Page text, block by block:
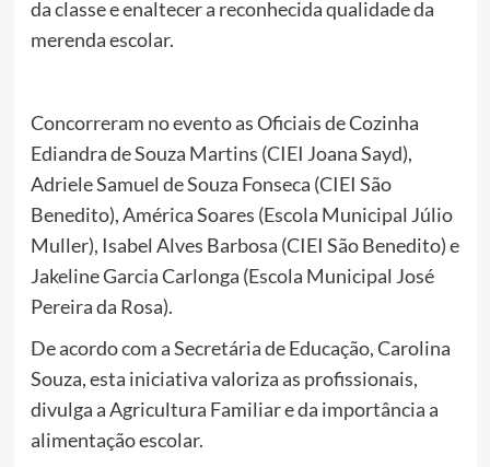
da classe e enaltecer a reconhecida qualidade da
merenda escolar.
Concorreram no evento as Oficiais de Cozinha
Ediandra de Souza Martins (CIEI Joana Sayd),
Adriele Samuel de Souza Fonseca (CIEI São
Benedito), América Soares (Escola Municipal Júlio
Muller), Isabel Alves Barbosa (CIEI São Benedito) e
Jakeline Garcia Carlonga (Escola Municipal José
Pereira da Rosa).
De acordo com a Secretária de Educação, Carolina
Souza, esta iniciativa valoriza as profissionais,
divulga a Agricultura Familiar e da importância a
alimentação escolar.